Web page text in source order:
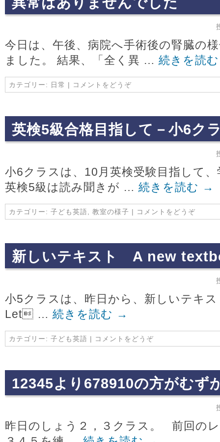
今日は、午後、病院へ手術後の腎臓の
ました。 結果、「全く異 … 続きを読
カテゴリー: 日常 | コメントをどうぞ
英検5級合格目指して－小6
小6クラスは、10月英検受験目指して
英検5級は読み聞きが … 続きを読む →
カテゴリー: 子ども英語 教室の様子 | コメントをどうぞ
新しいテキスト A new
小5クラスは、昨日から、新しいテキ
Let … 続きを読む →
カテゴリー: 子ども英語 | コメントをどうぞ
12345より678910の方がむず
昨日のしょう２，３クラス。 前回の